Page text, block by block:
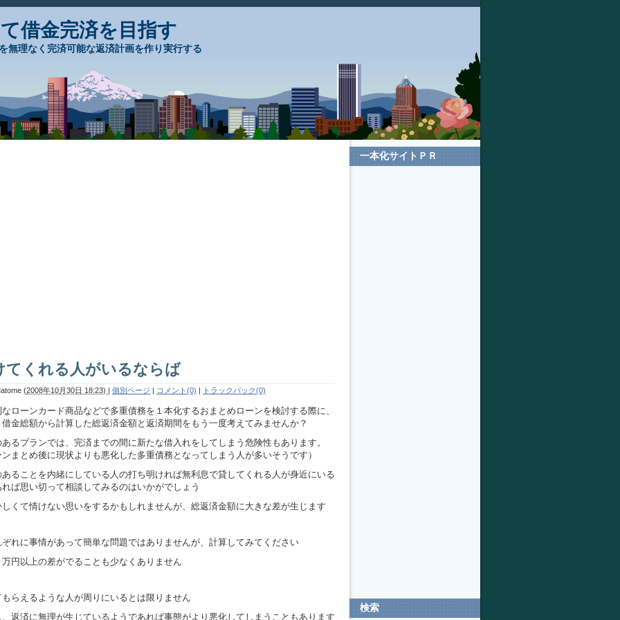
借金完済を目指す
無理なく完済可能な返済計画を作り実行する
てくれる人がいるならば
(2008年10月30日 18:23) 個別ページ コメント(0) トラックバック(0)
ローンカード商品などで多重債務を１本化するおまとめローンを検討する際に、
金総額から計算した総返済金額と返済期間をもう一度考えてみませんか？
るプランでは、完済までの間に新たな借入れをしてしまう危険性もあります。
まとめ後に現状よりも悪化した多重債務となってしまう人が多いそうです）
ることを内緒にしている人の打ち明ければ無利息で貸してくれる人が身近にいる
ば思い切って相談してみるのはいかがでしょう
くて情けない思いをするかもしれませんが、総返済金額に大きな差が生じます
ぞれに事情があって簡単な問題ではありませんが、計算してみてください
円以上の差がでることも少なくありません
らえるような人が周りにいるとは限りません
返済に無理が生じているようであれば事態がより悪化してしまうこともあります
一本化サイトＰＲ
検索